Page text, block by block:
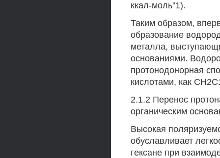
ккал-моль"1).
Таким образом,
образование
металла,
основаниями.
протонодонорная
кислотами, как
2.1.2 Перенос
органическим
Высокая
обуславливает
гексане при